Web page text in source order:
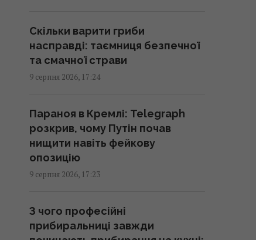
Генріх VIII буквально жив у
хмарі парфумів: причина була
далеко не королівською
Атаки на Wildberries можуть
створити нові проблеми для
економіки РФ: у WSJ розкрили
деталі
Експерти радять вимірювати
пульс перед сном: для чого це
Скільки варити гриби
насправді: таємниця безпечної
та смачної страви
9 серпня 2026, 17:24
Параноя в Кремлі: Telegraph
розкрив, чому Путін почав
нищити навіть фейкову
опозицію
9 серпня 2026, 17:23
З чого професійні
прибиральниці завжди